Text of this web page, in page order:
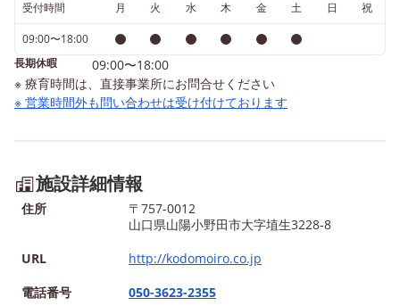
野田市大字埴生3228-8 0836-
39- 7902
り、精神面や頭脳面にも
があると言われています
成長段階にある子どもた
広い空間で、思いっきり
を動かすことの大切さを
軽にお問い合わせ下さい
ービス こどもいろはぶ
受付時間 月 火 水 木 金 土 日 祝
09:00〜18:00
長期休暇
09:00〜18:00
※ 療育時間は、直接事業所にお問合せください
※ 営業時間外も問い合わせは受け付けております
施設詳細情報
住所
〒757-0012
山口県山陽小野田市大字埴生3228-8
URL
http://kodomoiro.co.jp
電話番号
050-3623-2355